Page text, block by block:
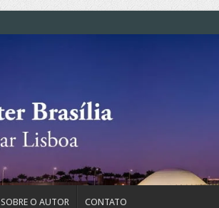
SOBRE O AUTOR CONTATO